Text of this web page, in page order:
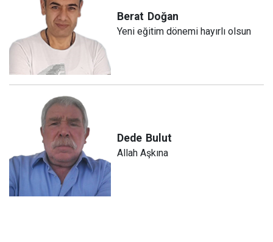
Berat Doğan
Yeni eğitim dönemi hayırlı olsun
Dede Bulut
Allah Aşkına